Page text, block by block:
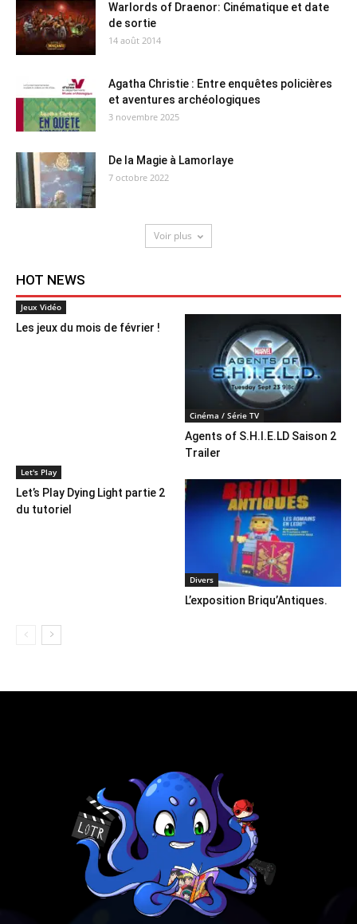
Warlords of Draenor: Cinématique et date
de sortie
14 août 2014
Agatha Christie : Entre enquêtes policières
et aventures archéologiques
3 novembre 2025
De la Magie à Lamorlaye
7 octobre 2022
Voir plus
HOT NEWS
Jeux Vidéo
Les jeux du mois de février !
Cinéma / Série TV
Agents of S.H.I.E.LD Saison 2
Trailer
Let's Play
Let’s Play Dying Light partie 2
du tutoriel
Divers
L’exposition Briqu’Antiques.